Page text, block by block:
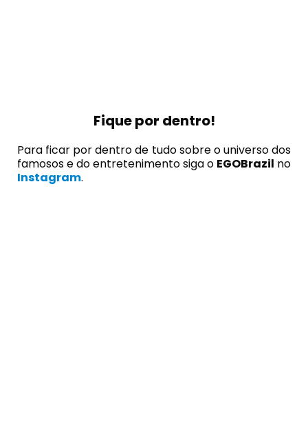
Fique por dentro!
Para ficar por dentro de tudo sobre o universo dos
famosos e do entretenimento siga o EGOBrazil no
Instagram.